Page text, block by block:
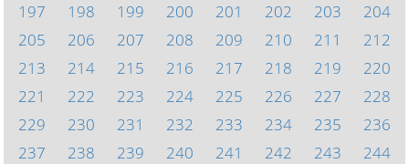
197
198 199 200 201 202 203
204
205
206 207 208 209 210 211
212
213
214 215 216 217 218 219
220
221
222 223 224 225 226 227
228
229
230 231 232 233 234 235
236
237
238 239 240 241 242 243
244